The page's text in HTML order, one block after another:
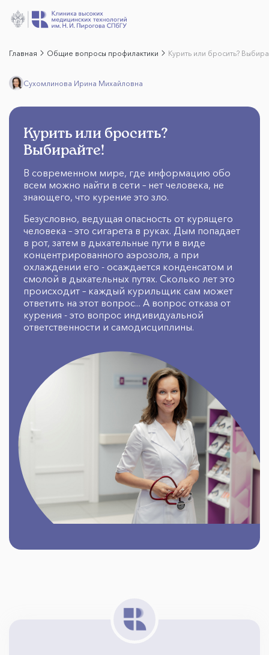
Главная Общие вопросы профилактики Курить или бросить?
Сухомлинова Ирина Михайловна
Курить или бросить?
Выбирайте!
В современном мире, где информацию обо
всем можно найти в сети – нет человека, не
знающего, что курение это зло.
Безусловно, ведущая опасность от курящего
человека – это сигарета в руках. Дым попадает
в рот, затем в дыхательные пути в виде
концентрированного аэрозоля, а при
охлаждении его - осаждается конденсатом и
смолой в дыхательных путях. Сколько лет это
происходит – каждый курильщик сам может
ответить на этот вопрос... А вопрос отказа от
курения - это вопрос индивидуальной
ответственности и самодисциплины.